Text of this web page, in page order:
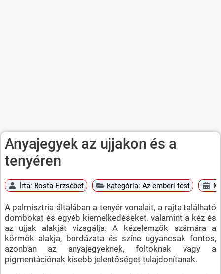
Anyajegyek az ujjakon és a
tenyéren
Írta: Rosta Erzsébet Kategória:Az emberi test
A palmisztria általában a tenyér vonalait, a rajta található
dombokat és egyéb kiemelkedéseket, valamint a kéz és
az ujjak alakját vizsgálja. A kézelemzők számára a
körmök alakja, bordázata és színe ugyancsak fontos,
azonban az anyajegyeknek, foltoknak vagy a
pigmentációnak kisebb jelentőséget tulajdonítanak.